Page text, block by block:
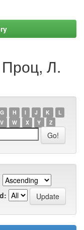
Л.
G H I J K
L
V W X Y Z